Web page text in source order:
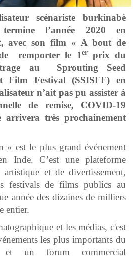
scénariste burkinabè
l’année 2020 en
avec son film « A bout de
remporter le 1erprix du
au Sprouting Seed
Film Festival (SSISFF) en
n’ait pas pu assister à
de remise, COVID-19
arrivera très prochainement
est le plus grand événement
Inde. C’est une plateforme
et de divertissement,
festivals de films publics au
année des dizaines de milliers
entier.
et les médias, c'est
les plus importants du
et un forum commercial